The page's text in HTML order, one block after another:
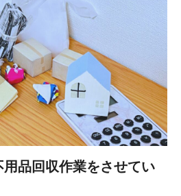
用品回収作業をさせてい